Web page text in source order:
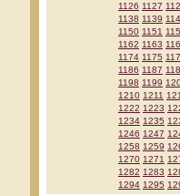
1126 1127
1138 1139
1150 1151
1162 1163
1174 1175
1186 1187
1198 1199
1210 1211
1222 1223
1234 1235
1246 1247
1258 1259
1270 1271
1282 1283
1294 1295